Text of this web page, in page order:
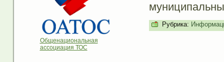
Общенациональная
ассоциация ТОС
Рубрика: